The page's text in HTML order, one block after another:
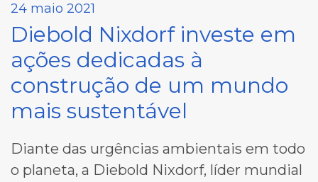
24 maio 2021
Diebold Nixdorf investe em
ações dedicadas à
construção de um mundo
mais sustentável
Diante das urgências ambientais em todo
o planeta, a Diebold Nixdorf, líder mundial